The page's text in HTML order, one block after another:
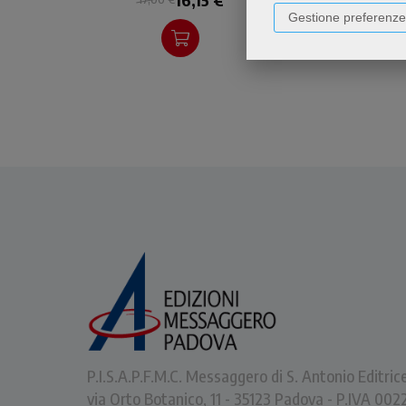
Gestione preferenze
di noi stessi, che
solitamente ignoriamo.
P.I.S.A.P.F.M.C. Messaggero di S. Antonio
via Orto Botanico, 11 - 35123 Padova - P.IVA